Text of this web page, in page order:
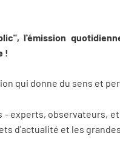
l'émission
!
qui donne du sens et
- experts, observateurs,
d'actualité et les